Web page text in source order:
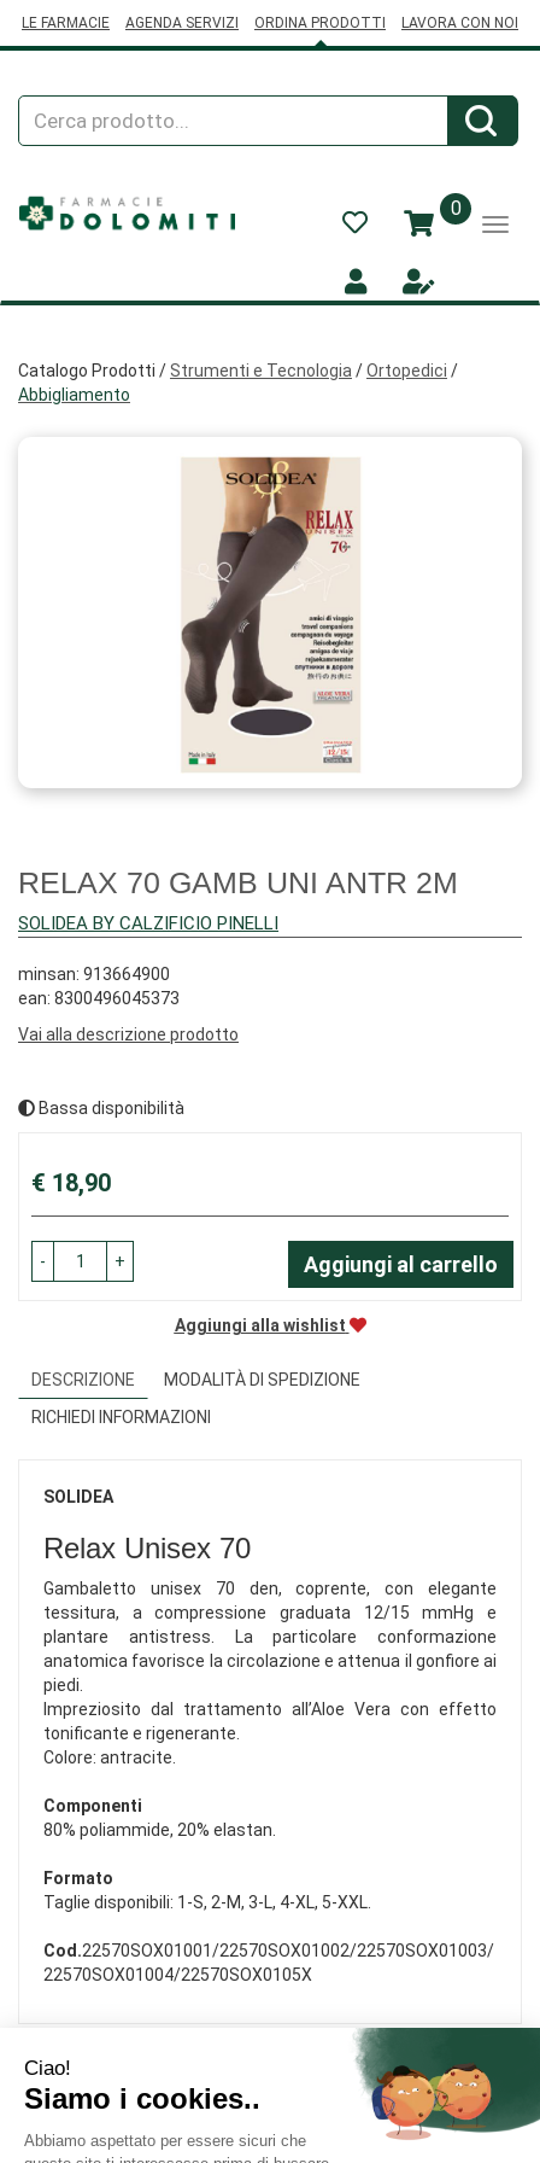
LE FARMACIE AGENDA SERVIZI ORDINA PRODOTTI LAVORA CON NOI
Cerca
Prodotto
0prodotti
inseriti
Catalogo Prodotti / Strumenti e Tecnologia /Ortopedici /
Abbigliamento
RELAX 70 GAMB UNI ANTR 2M
SOLIDEA BY CALZIFICIO PINELLI
minsan: 913664900
ean: 8300496045373
Vai alla descrizione prodotto
Bassa disponibilità
Prezzo
€ 18,90
- + Aggiungi al carrello
Aggiungi alla wishlist
DESCRIZIONE
MODALITÀ DI SPEDIZIONE
RICHIEDI INFORMAZIONI
SOLIDEA
Relax Unisex 70
Gambaletto unisex 70 den, coprente, con elegante
tessitura, a compressione graduata 12/15 mmHg e
plantare antistress. La particolare conformazione
anatomica favorisce la circolazione e attenua il gonfiore ai
piedi.
Impreziosito dal trattamento all’Aloe Vera con effetto
tonificante e rigenerante.
Colore: antracite.
Componenti
80% poliammide, 20% elastan.
Formato
Taglie disponibili: 1-S, 2-M, 3-L, 4-XL, 5-XXL.
Cod.22570SOX01001/22570SOX01002/22570SOX01003/
22570SOX01004/22570SOX0105X
Link Veloci